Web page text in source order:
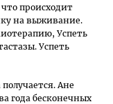
происходит
на выживание.
Успеть
Успеть
Ане
года бесконечных